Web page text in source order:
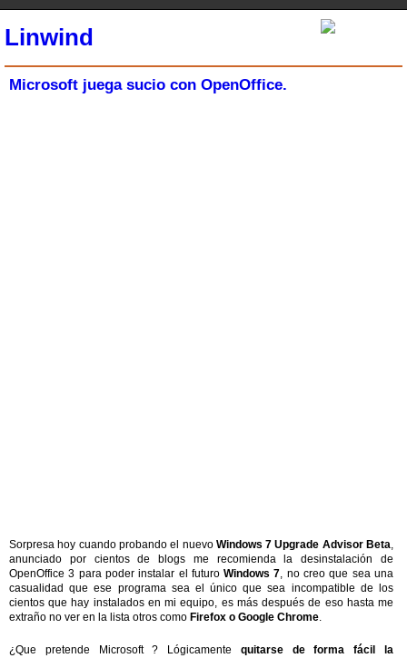
Linwind
Microsoft juega sucio con OpenOffice.
Sorpresa hoy cuando probando el nuevo Windows 7 Upgrade Advisor Beta,
anunciado por cientos de blogs me recomienda la desinstalación de
OpenOffice 3 para poder instalar el futuroWindows 7, no creo que sea una
casualidad que ese programa sea el único que sea incompatible de los
cientos que hay instalados en mi equipo, es más después de eso hasta me
extraño no ver en la lista otros como Firefox o Google Chrome.
¿Que pretende Microsoft ? Lógicamente quitarse de forma fácil la